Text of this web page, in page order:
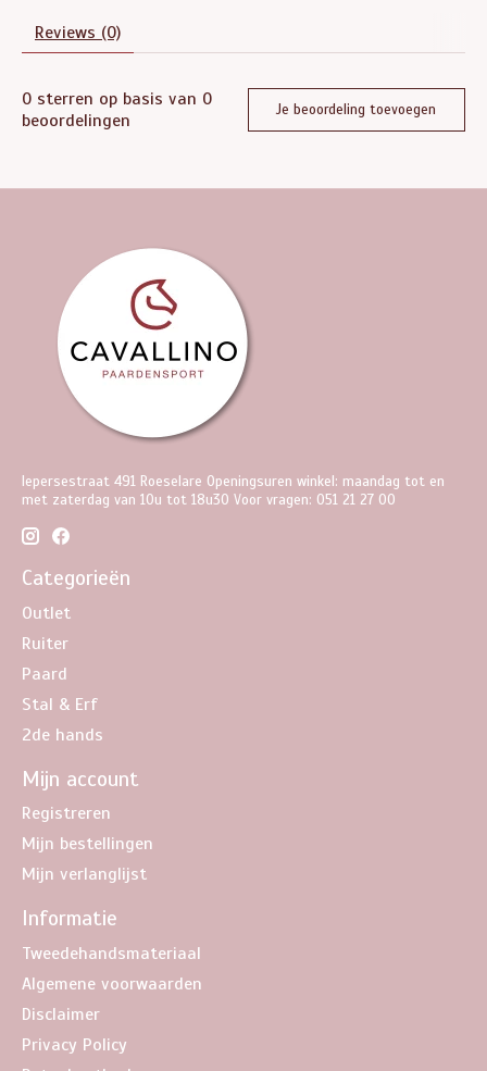
Reviews (0)
0 sterren op basis van 0
beoordelingen
Je beoordeling toevoegen
Iepersestraat 491 Roeselare Openingsuren winkel: maandag tot en
met zaterdag van 10u tot 18u30 Voor vragen: 051 21 27 00
Categorieën
Outlet
Ruiter
Paard
Stal & Erf
2de hands
Mijn account
Registreren
Mijn bestellingen
Mijn verlanglijst
Informatie
Tweedehandsmateriaal
Algemene voorwaarden
Disclaimer
Privacy Policy